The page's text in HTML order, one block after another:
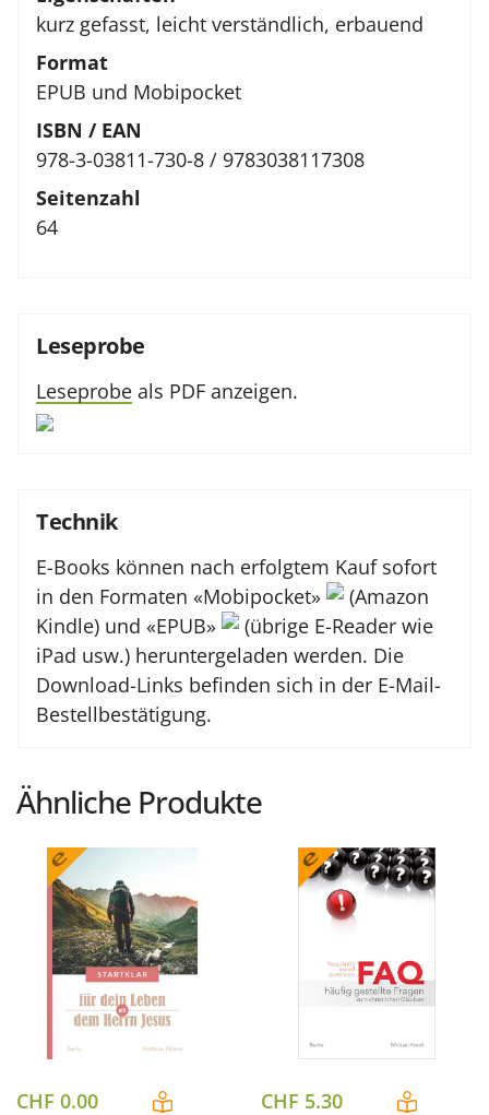
kurz gefasst, leicht verständlich, erbauend
Format
EPUB und Mobipocket
ISBN / EAN
978-3-03811-730-8 / 9783038117308
Seitenzahl
64
Leseprobe
Leseprobe als PDF anzeigen.
Technik
E-Books können nach erfolgtem Kauf sofort
in den Formaten «Mobipocket»
(Amazon
Kindle) und «EPUB»
(übrige E-Reader wie
iPad usw.) heruntergeladen werden. Die
Download-Links befinden sich in der E-Mail-
Bestellbestätigung.
Ähnliche Produkte
CHF 0.00 CHF 5.30